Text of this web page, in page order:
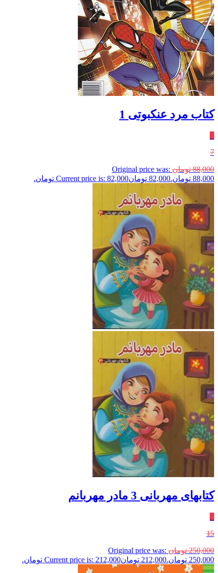
کتاب مرد عنکبوتی 1
7
88,000 تومان Original price was:
88,000 تومان.
82,000 تومانCurrent price is: 82,000 تومان.
کتابهای مهربانی 3 مادر مهربانم
15
250,000 تومان Original price was:
250,000 تومان.
212,000 تومانCurrent price is: 212,000 تومان.